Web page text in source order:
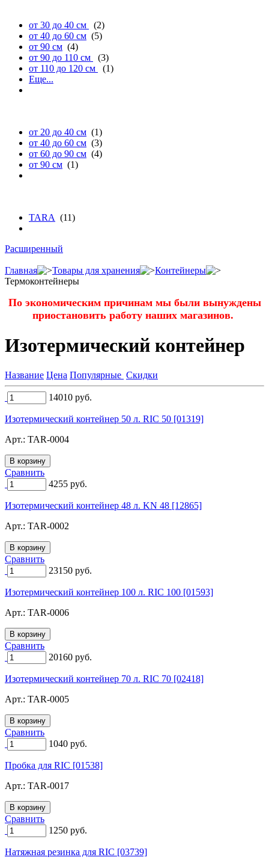
от 30 до 40 см
(2)
от 40 до 60 см (5)
от 90 см (4)
от 90 до 110 см
(3)
от 110 до 120 см
(1)
Еще...
от 20 до 40 см (1)
от 40 до 60 см (3)
от 60 до 90 см (4)
от 90 см (1)
TARA (11)
Расширенный
Главная Товары для хранения
Контейнеры
Термоконтейнеры
По экономическим причинам мы были вынуждены
приостановить работу наших магазинов.
Изотермический контейнер
Название Цена Популярные Скидки
14010 руб.
Изотермический контейнер 50 л. RIC 50 [01319]
Арт.: TAR-0004
Сравнить
4255 руб.
Изотермический контейнер 48 л. KN 48 [12865]
Арт.: TAR-0002
Сравнить
23150 руб.
Изотермический контейнер 100 л. RIC 100 [01593]
Арт.: TAR-0006
Сравнить
20160 руб.
Изотермический контейнер 70 л. RIC 70 [02418]
Арт.: TAR-0005
Сравнить
1040 руб.
Пробка для RIC [01538]
Арт.: TAR-0017
Сравнить
1250 руб.
Натяжная резинка для RIC [03739]